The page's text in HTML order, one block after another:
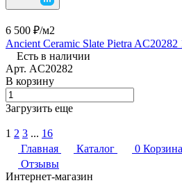
6 500 ₽/м2
Ancient Ceramic Slate Pietra AC20282
Есть в наличии
Арт. AC20282
В корзину
Загрузить еще
1 2 3 ... 16
Главная
Каталог 0 Корзина
Отзывы
Интернет-магазин